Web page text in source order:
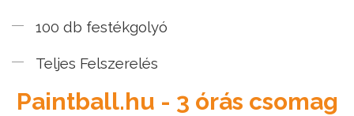
100 db festékgolyó
Teljes Felszerelés
Paintball.hu - 3 órás csomag